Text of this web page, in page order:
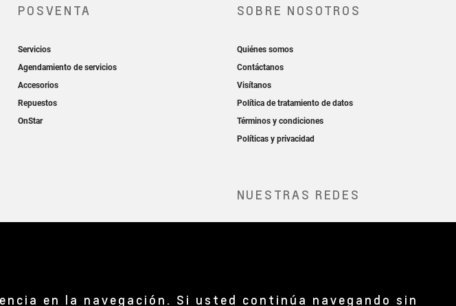
en la navegación. Si usted continúa navegando sin